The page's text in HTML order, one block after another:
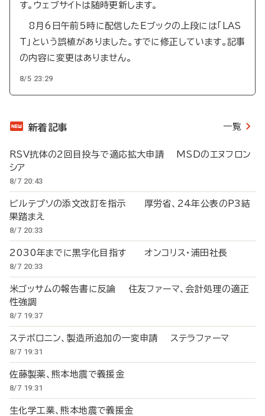
す。ウェブサイトは随時更新します。
8月6日午前5時に配信したEブックの上段には「LAS
T」という誤植がありました。すでに修正しています。記事
の内容に変更はありません。
8/5 23:29
新着記事 一覧
RSV抗体の2回目投与で適応拡大申請 MSDのエヌフロン
シア
8/7 20:43
ビルテプソの添文改訂を指示 厚労省、24年公表のP3結
果踏まえ
8/7 20:33
2030年までに黒字化目指す オンコリス・浦田社長
8/7 20:33
米ゴッサムの報告書に反論 住友ファーマ、会計処理の適正
性強調
8/7 19:37
ステボロニン、製造所追加の一変申請 ステラファーマ
8/7 19:31
佐藤製薬、熊本地震で義援金
8/7 19:31
生化学工業、熊本地震で義援金